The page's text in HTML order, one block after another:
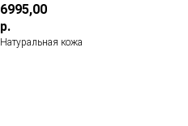
6995,00
р.
Натуральная кожа